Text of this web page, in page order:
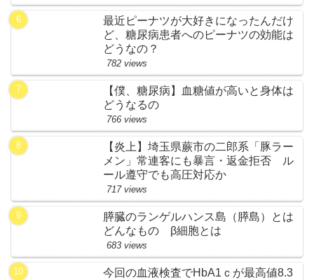
最近ピーナツが大好きになったんだけ
ど、糖尿病患者へのピーナツの効能は
どうなの？
782 views
【僕、糖尿病】血糖値が高いと身体は
どうなるの
766 views
【炎上】埼玉県蕨市の二郎系「豚ラー
メン」常連客にも暴言・返金拒否 ル
ール遵守でも高圧対応か
717 views
膵臓のランゲルハンス島（膵島）とは
どんなもの β細胞とは
683 views
今回の血液検査でHbA1ｃが最高値8.3